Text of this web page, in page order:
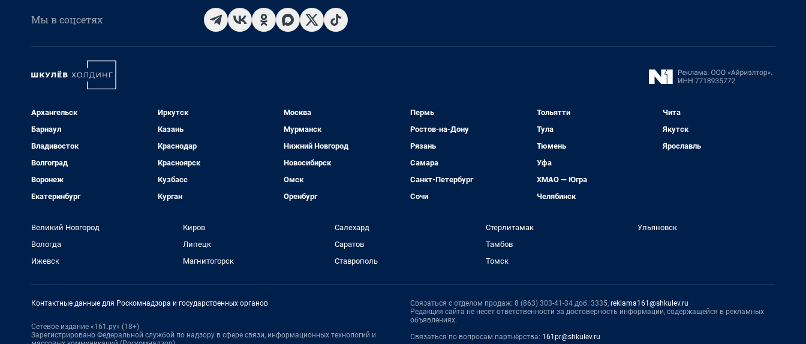
Мы в соцсетях
Архангельск
Барнаул
Владивосток
Волгоград
Воронеж
Екатеринбург
Иркутск
Казань
Краснодар
Красноярск
Кузбасс
Курган
Москва
Мурманск
Нижний Новгород
Новосибирск
Омск
Оренбург
Пермь
Ростов-на-Дону
Рязань
Самара
Санкт-Петербург
Сочи
Тольятти
Тула
Тюмень
Уфа
ХМАО — Югра
Челябинск
Чита
Якутск
Ярославль
Великий Новгород
Вологда
Ижевск
Киров
Липецк
Магнитогорск
Салехард
Саратов
Ставрополь
Стерлитамак
Тамбов
Томск
Ульяновск
Контактные данные для Роскомнадзора и государственных органов
Сетевое издание «161.ру» (18+)
Зарегистрировано Федеральной службой по надзору в сфере связи, информационных технологий и
Связаться с отделом продаж: 8 (863) 303-41-34 доб. 3335, reklama161@shkulev.ru
Редакция сайта не несет ответственности за достоверность информации, содержащейся в рекламных
объявлениях.
Связаться по вопросам партнёрства: 161pr@shkulev.ru